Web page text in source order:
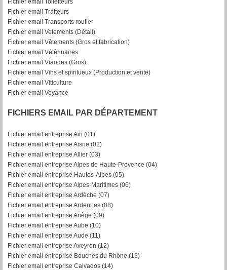
Fichier email Traiteurs
Fichier email Transports routier
Fichier email Vetements (Détail)
Fichier email Vêtements (Gros et fabrication)
Fichier email Vétérinaires
Fichier email Viandes (Gros)
Fichier email Vins et spiritueux (Production et vente)
Fichier email Viticulture
Fichier email Voyance
FICHIERS EMAIL PAR DÉPARTEMENT
Fichier email entreprise Ain (01)
Fichier email entreprise Aisne (02)
Fichier email entreprise Allier (03)
Fichier email entreprise Alpes de Haute-Provence (04)
Fichier email entreprise Hautes-Alpes (05)
Fichier email entreprise Alpes-Maritimes (06)
Fichier email entreprise Ardèche (07)
Fichier email entreprise Ardennes (08)
Fichier email entreprise Ariège (09)
Fichier email entreprise Aube (10)
Fichier email entreprise Aude (11)
Fichier email entreprise Aveyron (12)
Fichier email entreprise Bouches du Rhône (13)
Fichier email entreprise Calvados (14)